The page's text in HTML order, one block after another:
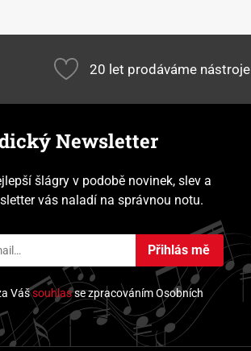
20 let prodáváme nástroje
Newsletter
šlágry v podobě novinek, slev a
vás naladí na správnou notu.
Přihlás mě
Vášsouhlasse zpracováním Osobních